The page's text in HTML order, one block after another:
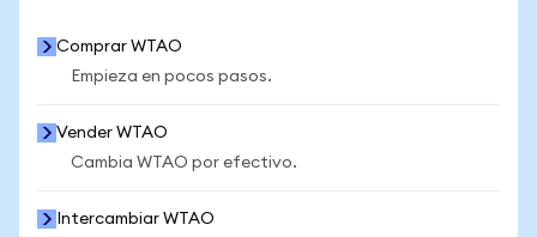
Comprar WTAO
Empieza en pocos pasos.
Vender WTAO
Cambia WTAO por efectivo.
Intercambiar WTAO